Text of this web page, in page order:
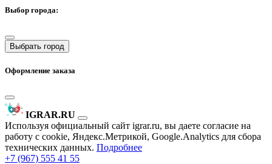
Выбор города:
Выбрать город
Оформление заказа
IGRAR.RU
Используя официальный сайт igrar.ru, вы даете согласие на
работу с cookie, Яндекс.Метрикой, Google.Analytics для сбора
технических данных. Подробнее
+7 (967) 555 41 55